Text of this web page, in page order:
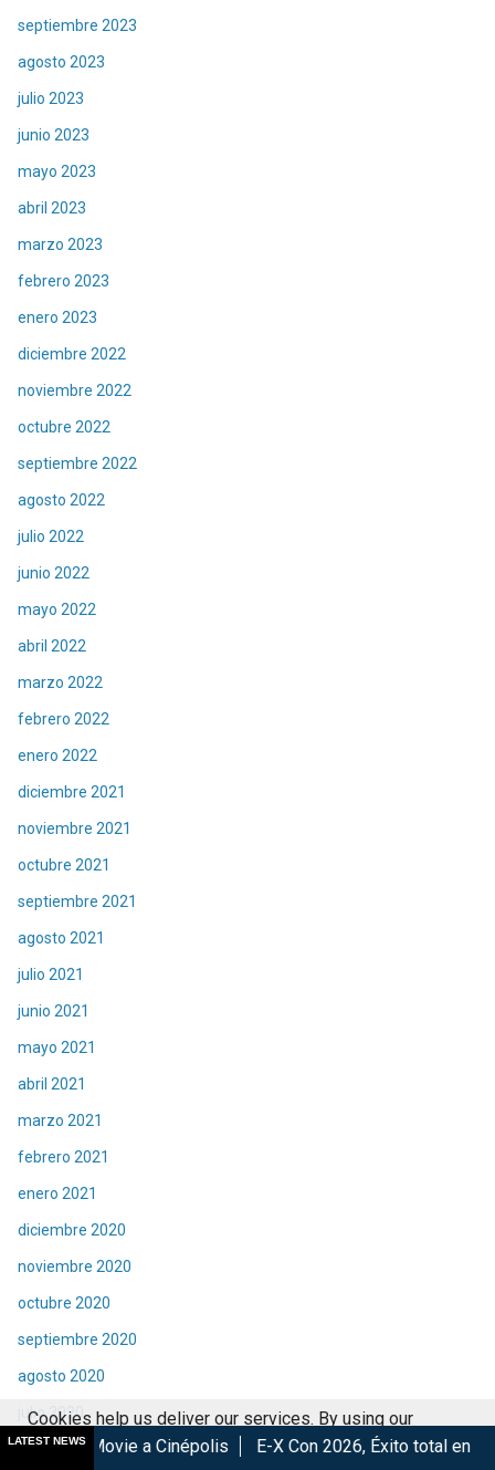
septiembre 2023
agosto 2023
julio 2023
junio 2023
mayo 2023
abril 2023
marzo 2023
febrero 2023
enero 2023
diciembre 2022
noviembre 2022
octubre 2022
septiembre 2022
agosto 2022
julio 2022
junio 2022
mayo 2022
abril 2022
marzo 2022
febrero 2022
enero 2022
diciembre 2021
noviembre 2021
octubre 2021
septiembre 2021
agosto 2021
julio 2021
junio 2021
mayo 2021
abril 2021
marzo 2021
febrero 2021
enero 2021
diciembre 2020
noviembre 2020
octubre 2020
septiembre 2020
agosto 2020
julio 2020
junio 2020
LATEST NEWS
Cinépolis E-X Con 2026, Éxito total en la convención.
Cookies help us deliver our services. By using our
services, you agree to our use of cookies.
Got it